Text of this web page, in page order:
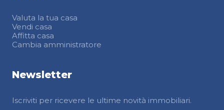
Valuta la tua casa
Vendi casa
Affitta casa
Cambia amministratore
Newsletter
Iscriviti per ricevere le ultime novità immobiliari.